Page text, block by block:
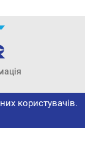
користувачів.
конфіденційності
публічної оферти